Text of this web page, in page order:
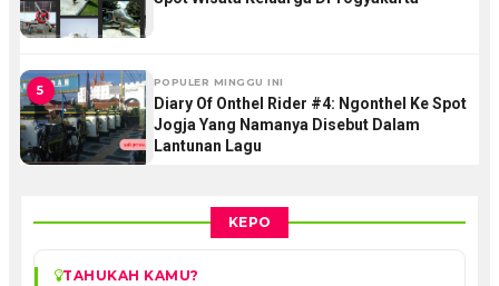
5 POPULER MINGGU INI
Diary Of Onthel Rider #4: Ngonthel Ke Spot
Jogja Yang Namanya Disebut Dalam
Lantunan Lagu
KEPO
TAHUKAH KAMU?